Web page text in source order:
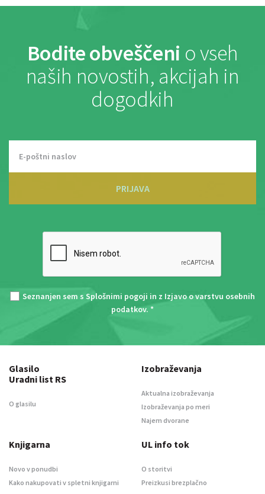
Bodite obveščeni o vseh
naših novostih, akcijah in
dogodkih
PRIJAVA
Seznanjen sem s Splošnimi pogoji in z Izjavo o varstvu osebnih
podatkov. *
Glasilo
Uradni list RS
O glasilu
Izobraževanja
Aktualna izobraževanja
Izobraževanja po meri
Najem dvorane
Knjigarna
Novo v ponudbi
Kako nakupovati v spletni knjigarni
UL info tok
O storitvi
Preizkusi brezplačno